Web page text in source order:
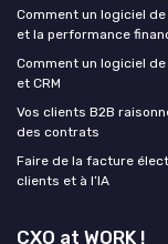
Comment un logiciel
et la performance
Comment un logiciel
et CRM
Vos clients B2B
des contrats
Faire de la facture
clients et à l’IA
CXO at WORK !